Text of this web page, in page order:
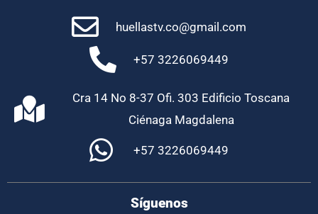
huellastv.co@gmail.com
+57 3226069449
Cra 14 No 8-37 Ofi. 303 Edificio Toscana
Ciénaga Magdalena
+57 3226069449
Síguenos